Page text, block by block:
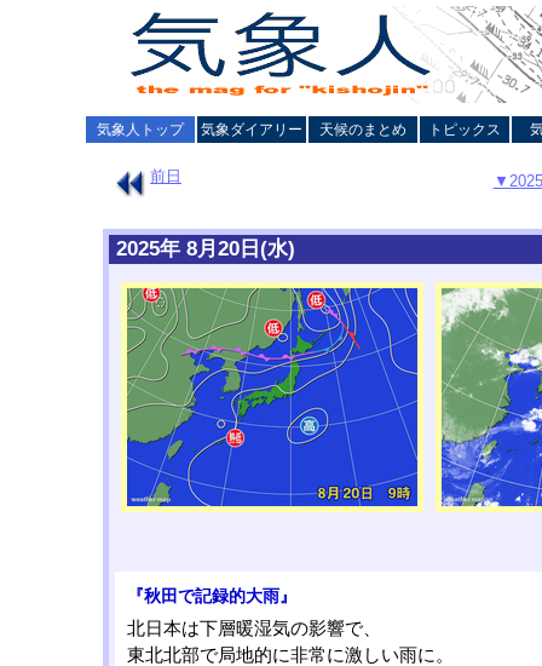
気象人トップ 気象ダイアリー 天候のまとめ トピックス
前日
2025年 8月20日(水)
『秋田で記録的大雨』
北日本は下層暖湿気の影響で、
東北北部で局地的に非常に激しい雨に。